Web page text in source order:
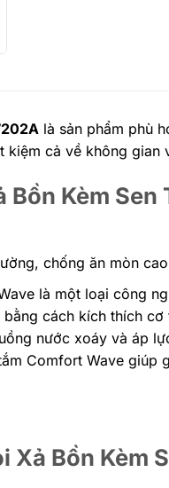
là sản phẩm phù
kiệm cả về không
Kèm Sen
chống ăn mòn
là một loại công
cách kích thích
nước xoáy và áp
Comfort Wave
Bồn Kèm